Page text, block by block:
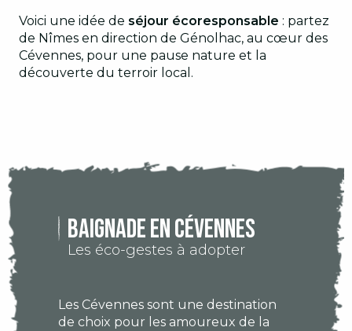
Voici une idée de séjour écoresponsable : partez
de Nîmes en direction de Génolhac, au cœur des
Cévennes, pour une pause nature et la
découverte du terroir local.
Baignade en Cévennes
Les éco-gestes à adopter
Les Cévennes sont une destination
de choix pour les amoureux de la